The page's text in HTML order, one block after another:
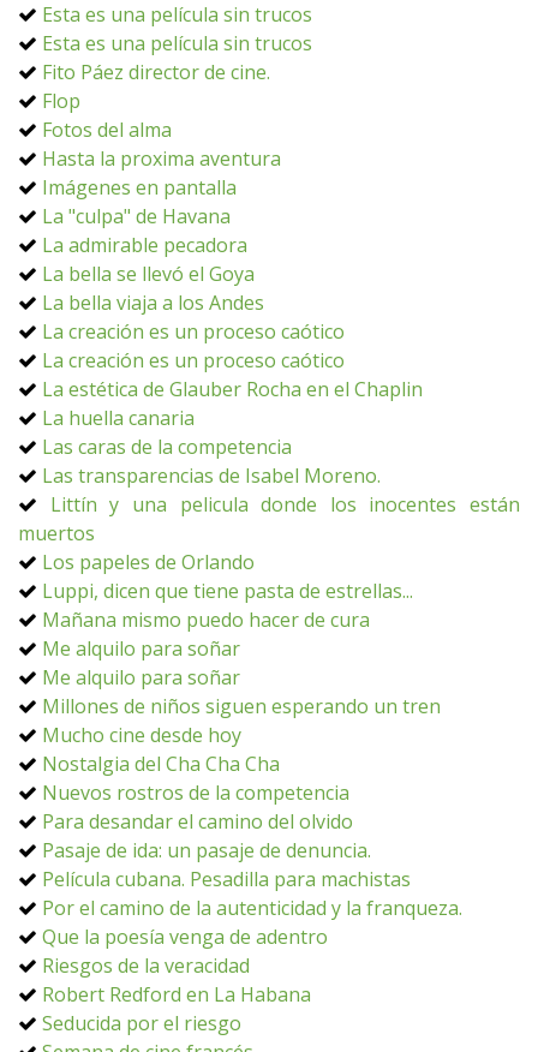
Esta es una película sin trucos
Esta es una película sin trucos
Fito Páez director de cine.
Flop
Fotos del alma
Hasta la proxima aventura
Imágenes en pantalla
La "culpa" de Havana
La admirable pecadora
La bella se llevó el Goya
La bella viaja a los Andes
La creación es un proceso caótico
La creación es un proceso caótico
La estética de Glauber Rocha en el Chaplin
La huella canaria
Las caras de la competencia
Las transparencias de Isabel Moreno.
Littín y una pelicula donde los inocentes están
muertos
Los papeles de Orlando
Luppi, dicen que tiene pasta de estrellas...
Mañana mismo puedo hacer de cura
Me alquilo para soñar
Me alquilo para soñar
Millones de niños siguen esperando un tren
Mucho cine desde hoy
Nostalgia del Cha Cha Cha
Nuevos rostros de la competencia
Para desandar el camino del olvido
Pasaje de ida: un pasaje de denuncia.
Película cubana. Pesadilla para machistas
Por el camino de la autenticidad y la franqueza.
Que la poesía venga de adentro
Riesgos de la veracidad
Robert Redford en La Habana
Seducida por el riesgo